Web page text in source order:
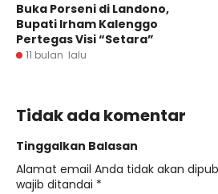
Buka Porseni di Landono,
Bupati Irham Kalenggo
Pertegas Visi “Setara”
11 bulan lalu
Tidak ada komentar
Tinggalkan Balasan
Alamat email Anda tidak akan
wajib ditandai *